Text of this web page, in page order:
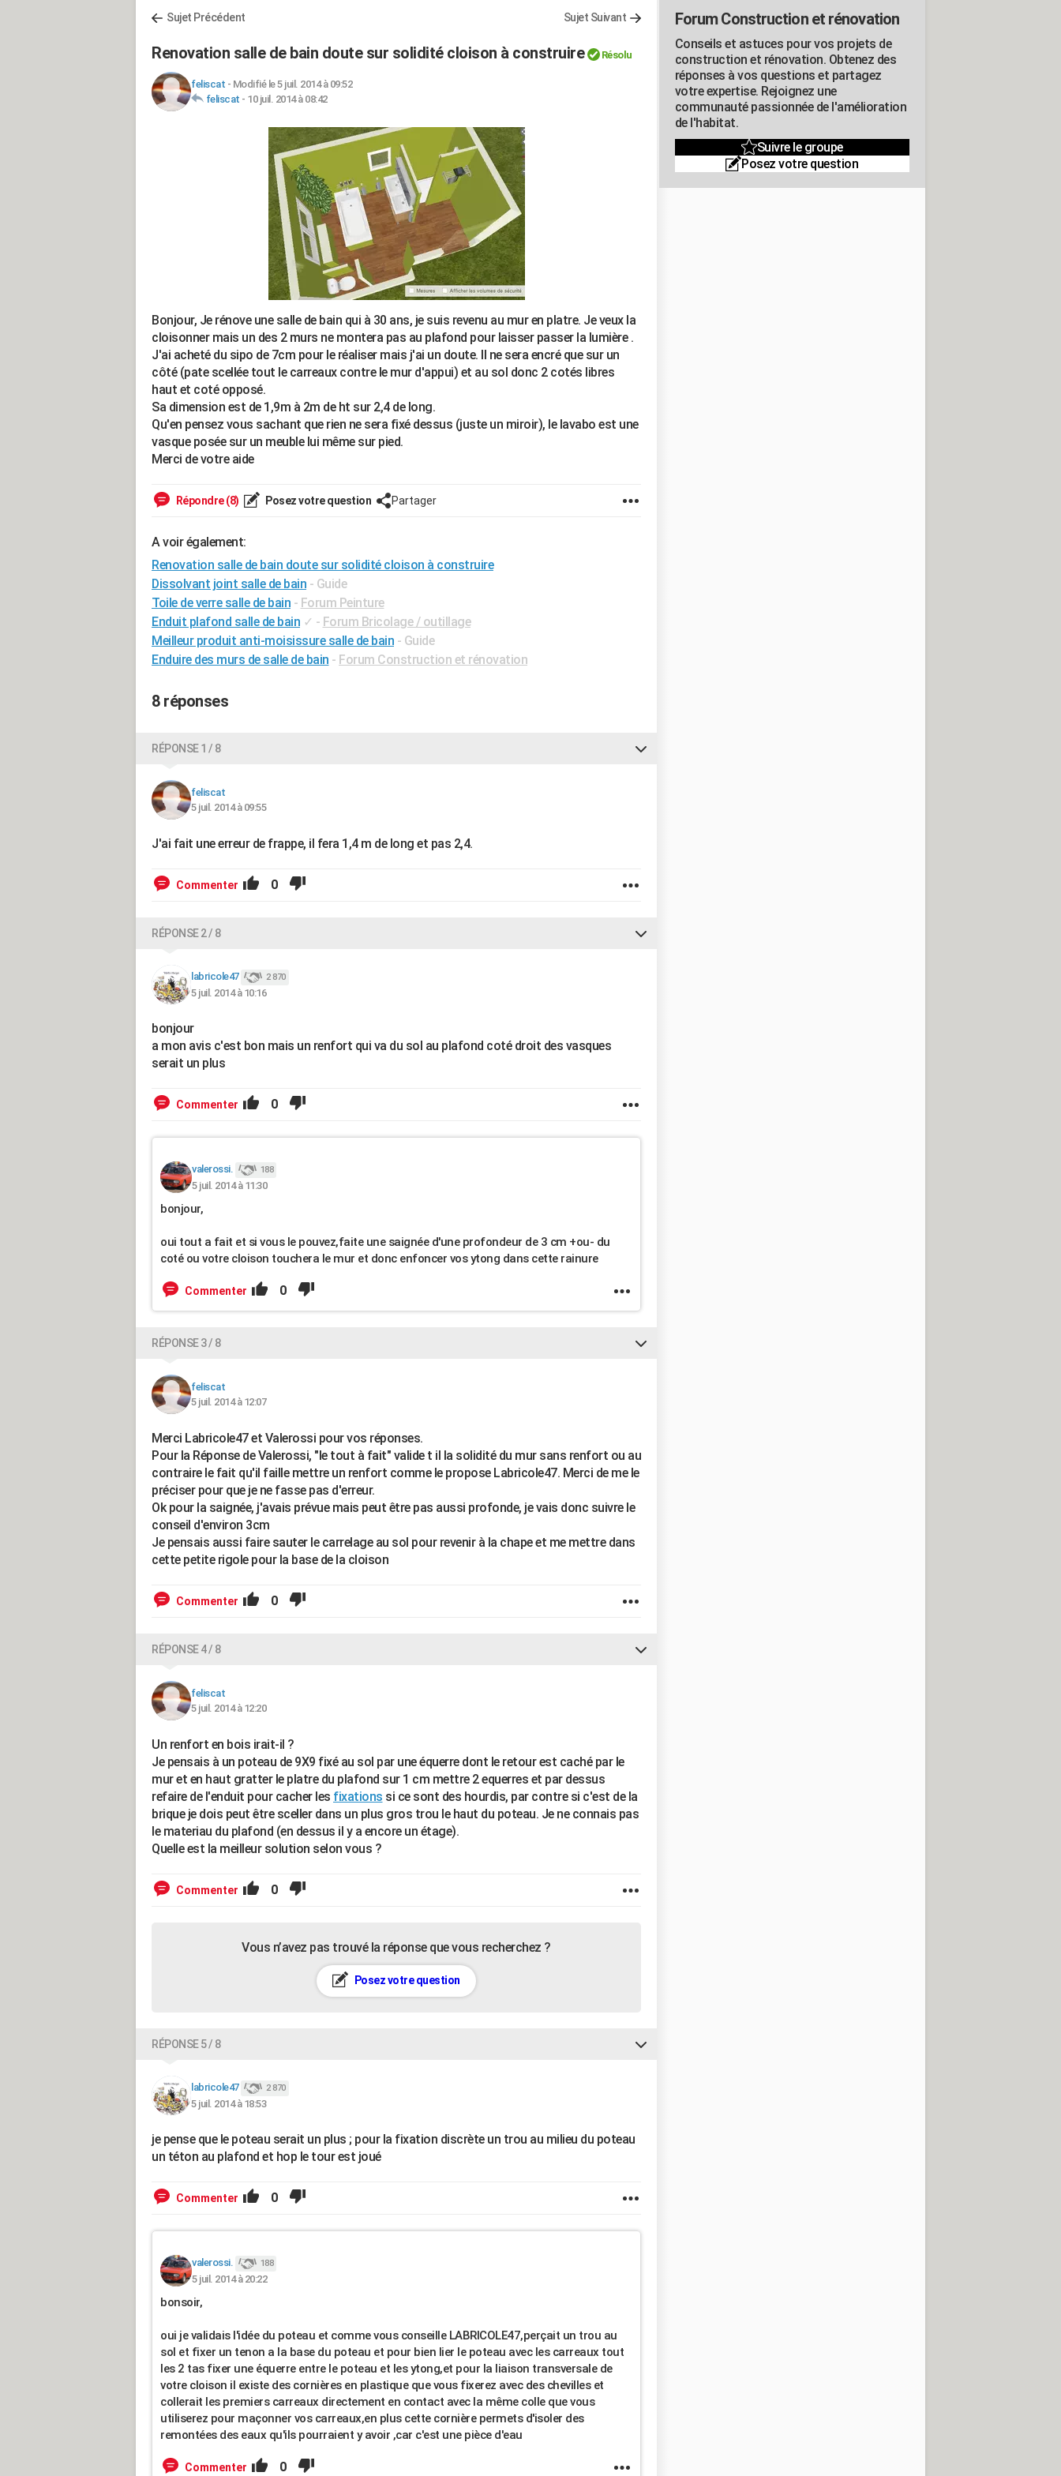
Sujet Précédent Sujet Suivant
Renovation salle de bain doute sur solidité cloison à construire Résolu
feliscat - Modifié le 5 juil. 2014 à 09:52
feliscat - 10 juil. 2014 à 08:42
Bonjour, Je rénove une salle de bain qui à 30 ans, je suis revenu au mur en platre. Je veux la
cloisonner mais un des 2 murs ne montera pas au plafond pour laisser passer la lumière .
J'ai acheté du sipo de 7cm pour le réaliser mais j'ai un doute. Il ne sera encré que sur un
côté (pate scellée tout le carreaux contre le mur d'appui) et au sol donc 2 cotés libres
haut et coté opposé.
Sa dimension est de 1,9m à 2m de ht sur 2,4 de long.
Qu'en pensez vous sachant que rien ne sera fixé dessus (juste un miroir), le lavabo est une
vasque posée sur un meuble lui même sur pied.
Merci de votre aide
Répondre (8) Posez votre question Partager
A voir également:
Renovation salle de bain doute sur solidité cloison à construire
Dissolvant joint salle de bain - Guide
Toile de verre salle de bain - Forum Peinture
Enduit plafond salle de bain ✓ - Forum Bricolage / outillage
Meilleur produit anti-moisissure salle de bain - Guide
Enduire des murs de salle de bain - Forum Construction et rénovation
8 réponses
RÉPONSE 1 / 8
feliscat
5 juil. 2014 à 09:55
J'ai fait une erreur de frappe, il fera 1,4 m de long et pas 2,4.
Commenter 0
RÉPONSE 2 / 8
labricole47 2 870
5 juil. 2014 à 10:16
bonjour
a mon avis c'est bon mais un renfort qui va du sol au plafond coté droit des vasques
serait un plus
Commenter 0
valerossi. 188
5 juil. 2014 à 11:30
bonjour,
oui tout a fait et si vous le pouvez,faite une saignée d'une profondeur de 3 cm +ou- du
coté ou votre cloison touchera le mur et donc enfoncer vos ytong dans cette rainure
Commenter 0
RÉPONSE 3 / 8
feliscat
5 juil. 2014 à 12:07
Merci Labricole47 et Valerossi pour vos réponses.
Pour la Réponse de Valerossi, "le tout à fait" valide t il la solidité du mur sans renfort ou au
contraire le fait qu'il faille mettre un renfort comme le propose Labricole47. Merci de me le
préciser pour que je ne fasse pas d'erreur.
Ok pour la saignée, j'avais prévue mais peut être pas aussi profonde, je vais donc suivre le
conseil d'environ 3cm
Je pensais aussi faire sauter le carrelage au sol pour revenir à la chape et me mettre dans
cette petite rigole pour la base de la cloison
Commenter 0
RÉPONSE 4 / 8
feliscat
5 juil. 2014 à 12:20
Un renfort en bois irait-il ?
Je pensais à un poteau de 9X9 fixé au sol par une équerre dont le retour est caché par le
mur et en haut gratter le platre du plafond sur 1 cm mettre 2 equerres et par dessus
refaire de l'enduit pour cacher les fixations si ce sont des hourdis, par contre si c'est de la
brique je dois peut être sceller dans un plus gros trou le haut du poteau. Je ne connais pas
le materiau du plafond (en dessus il y a encore un étage).
Quelle est la meilleur solution selon vous ?
Commenter 0
Vous n’avez pas trouvé la réponse que vous recherchez ?
Posez votre question
RÉPONSE 5 / 8
labricole47 2 870
5 juil. 2014 à 18:53
je pense que le poteau serait un plus ; pour la fixation discrète un trou au milieu du poteau
un téton au plafond et hop le tour est joué
Commenter 0
valerossi. 188
5 juil. 2014 à 20:22
bonsoir,
oui je validais l'idée du poteau et comme vous conseille LABRICOLE47,perçait un trou au
sol et fixer un tenon a la base du poteau et pour bien lier le poteau avec les carreaux tout
les 2 tas fixer une équerre entre le poteau et les ytong,et pour la liaison transversale de
votre cloison il existe des cornières en plastique que vous fixerez avec des chevilles et
collerait les premiers carreaux directement en contact avec la même colle que vous
utiliserez pour maçonner vos carreaux,en plus cette cornière permets d'isoler des
remontées des eaux qu'ils pourraient y avoir ,car c'est une pièce d'eau
Commenter 0
Forum Construction et rénovation
Conseils et astuces pour vos projets de
construction et rénovation. Obtenez des
réponses à vos questions et partagez
votre expertise. Rejoignez une
communauté passionnée de l'amélioration
de l'habitat.
Suivre le groupe
Posez votre question